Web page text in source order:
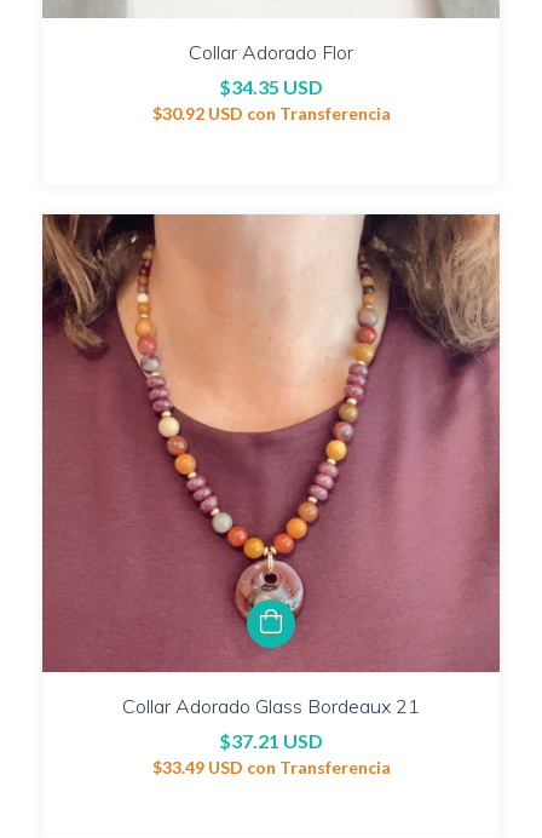
Collar Adorado Flor
$34.35 USD
$30.92 USD con Transferencia
Collar Adorado Glass Bordeaux 21
$37.21 USD
$33.49 USD con Transferencia